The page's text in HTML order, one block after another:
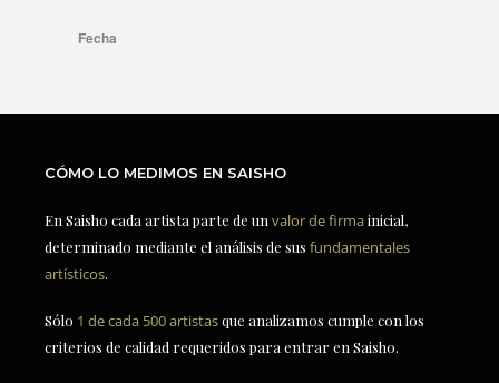
CÓMO LO MEDIMOS EN SAISHO
En Saisho cada artista parte de un valor de firmainicial,
determinado mediante el análisis de sus fundamentales
artísticos.
Sólo 1 de cada 500 artistasque analizamos cumple con los
criterios de calidad requeridos para entrar en Saisho.